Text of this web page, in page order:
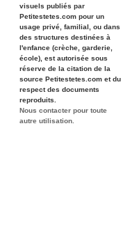
visuels publiés par
Petitestetes.com pour un
usage privé, familial, ou dans
des structures destinées à
l'enfance (crèche, garderie,
école), est autorisée sous
réserve de la citation de la
source Petitestetes.com et du
respect des documents
reproduits.
Nous contacter pour toute
autre utilisation.